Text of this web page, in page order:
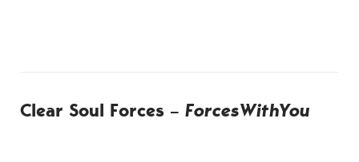
Clear Soul Forces – ForcesWithYou